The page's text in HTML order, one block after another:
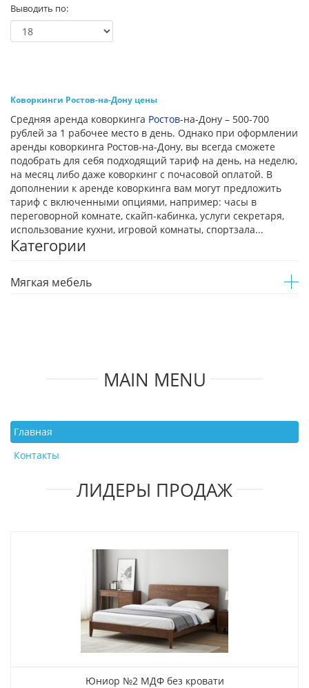
Выводить по:
Коворкинги Ростов-на-Дону цены
Средняя аренда коворкинга Ростов-на-Дону – 500-700
рублей за 1 рабочее место в день. Однако при оформлении
аренды коворкинга Ростов-на-Дону, вы всегда сможете
подобрать для себя подходящий тариф на день, на неделю,
на месяц либо даже коворкинг с почасовой оплатой. В
дополнении к аренде коворкинга вам могут предложить
тариф с включенными опциями, например: часы в
переговорной комнате, скайп-кабинка, услуги секретаря,
использование кухни, игровой комнаты, спортзала...
Категории
Мягкая мебель
MAIN MENU
Главная
Контакты
ЛИДЕРЫ ПРОДАЖ
Юниор №2 МДФ без кровати